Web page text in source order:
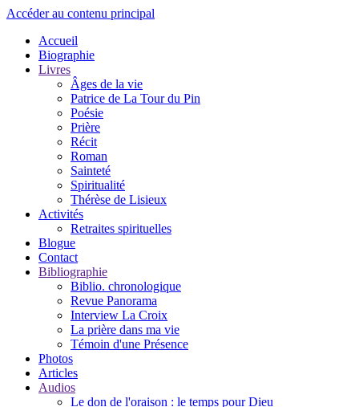
Accéder au contenu principal
Accueil
Biographie
Livres
Âges de la vie
Patrice de La Tour du Pin
Poésie
Prière
Récit
Roman
Sainteté
Spiritualité
Thérèse de Lisieux
Activités
Retraites spirituelles
Blogue
Contact
Bibliographie
Biblio. chronologique
Revue Panorama
Interview La Croix
La prière dans ma vie
Témoin d'une Présence
Photos
Articles
Audios
Le don de l'oraison : le temps pour Dieu